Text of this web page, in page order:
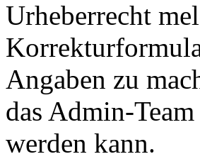
Urheberrecht
Angaben zu
das Admin-
werden kann.